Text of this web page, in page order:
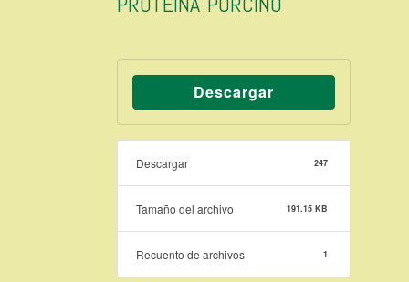
Descargar
Descargar 247
Tamaño del archivo 191.15 KB
Recuento de archivos 1